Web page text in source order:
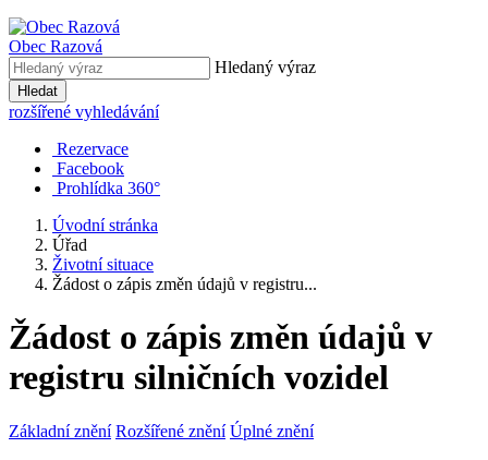
Obec Razová
Hledaný výraz
Hledat
rozšířené vyhledávání
Rezervace
Facebook
Prohlídka 360°
Úvodní stránka
Úřad
Životní situace
Žádost o zápis změn údajů v registru...
Žádost o zápis změn údajů v
registru silničních vozidel
Základní znění Rozšířené znění Úplné znění